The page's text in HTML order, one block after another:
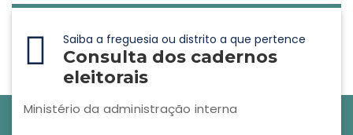
Saiba a freguesia ou distrito a que pertence
Consulta dos cadernos
eleitorais
Ministério da administração interna